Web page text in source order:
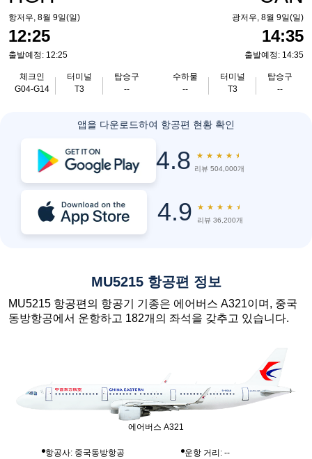
항저우, 8월 9일(일)
12:25
출발예정: 12:25
체크인
G04-G14
터미널
T3
탑승구
--
광저우, 8월 9일(일)
14:35
출발예정: 14:35
수하물
--
터미널
T3
탑승구
--
앱을 다운로드하여 항공편 현황 확인
4.8 ★ ★ ★ ★ ★
리뷰 504,000개
4.9 ★ ★ ★ ★ ★
리뷰 36,200개
MU5215 항공편 정보
MU5215 항공편의 항공기 기종은 에어버스 A321이며, 중국
동방항공에서 운항하고 182개의 좌석을 갖추고 있습니다.
에어버스 A321
항공사: 중국동방항공
운항 거리: --